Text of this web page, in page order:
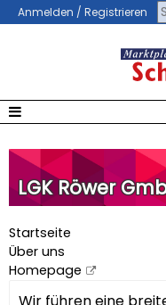
Anmelden / Registrieren
LGK Röwer
Startseite
Über uns
Homepage